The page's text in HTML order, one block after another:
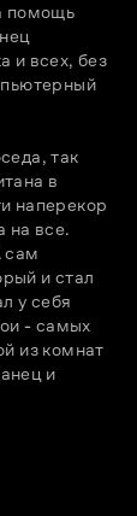
помощь
и всех, без
так
в
наперекор
на все.
сам
и стал
у себя
- самых
из комнат
и